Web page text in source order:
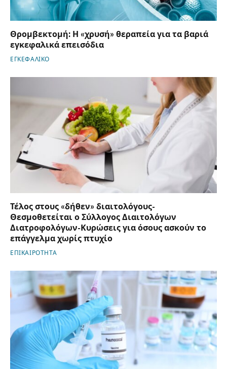
Θρομβεκτομή: Η «χρυσή» θεραπεία για τα βαριά
εγκεφαλικά επεισόδια
ΕΓΚΕΦΑΛΙΚΟ
Τέλος στους «δήθεν» διαιτολόγους-
Θεσμοθετείται ο Σύλλογος Διαιτολόγων
Διατροφολόγων-Κυρώσεις για όσους ασκούν το
επάγγελμα χωρίς πτυχίο
ΕΠΙΚΑΙΡΟΤΗΤΑ